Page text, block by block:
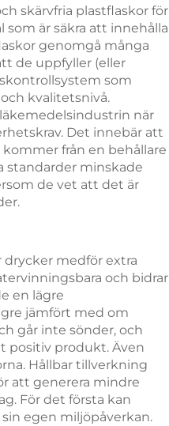
skärvfria plastflaskor för
som är säkra att innehålla
genomgå många
de uppfyller (eller
som
kvalitetsnivå.
när
Det innebär att
från en behållare
standarder minskade
de vet att det är
drycker medför extra
och bidrar
en lägre
jämfört med om
går inte sönder, och
positiv produkt. Även
Hållbar tillverkning
att generera mindre
För det första kan
egen miljöpåverkan.